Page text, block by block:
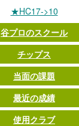
★HC17->10
谷プロのスクール
チップス
当面の課題
最近の成績
使用クラブ